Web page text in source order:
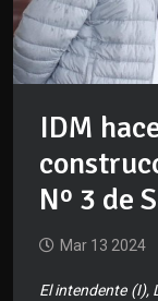
IDM
Nº 3 de
Mar 13 2024
El intendente (I),